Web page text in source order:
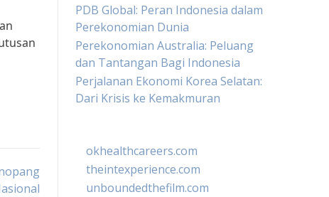
PDB Global: Peran Indonesia dalam
Perekonomian Dunia
Perekonomian Australia: Peluang
dan Tantangan Bagi Indonesia
Perjalanan Ekonomi Korea Selatan:
Dari Krisis ke Kemakmuran
okhealthcareers.com
theintexperience.com
unboundedthefilm.com